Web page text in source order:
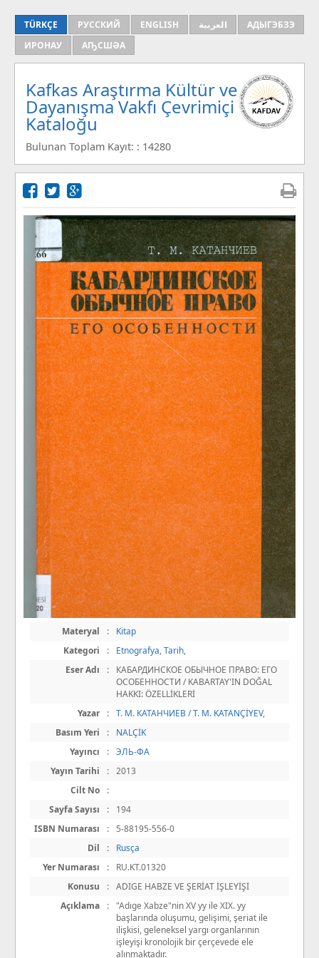
TÜRKÇE РУССКИЙ ENGLISH العربية
АДЫГЭБЗЭ
ИРОНАУ
АҦСШӘА
Kafkas Araştırma Kültür ve
Dayanışma Vakfı Çevrimiçi
Kataloğu
Bulunan Toplam Kayıt: : 14280
Materyal :
Kitap
Kategori
: Etnografya,Tarih,
Eser Adı
:
КАБАРДИНСКОЕ ОБЫЧНОЕ ПРАВО: ЕГО
ОСОБЕННОСТИ / KABARTAY'IN DOĞAL
HAKKI: ÖZELLİKLERİ
Yazar
: Т. М. КАТАНЧИЕВ / T. M. KATANÇİYEV,
Basım Yeri
:
NALÇİK
Yayıncı
: ЭЛЬ-ФА
Yayın Tarihi
: 2013
Cilt No
:
Sayfa Sayısı
:
194
ISBN Numarası
:
5-88195-556-0
Dil
:
Rusça
Yer Numarası
:
RU.KT.01320
Konusu
: ADIGE HABZE VE ŞERİAT İŞLEYİŞİ
Açıklama
: "Adıge Xabze"nin XV yy ile XIX. yy
başlarında oluşumu, gelişimi, şeriat ile
ilişkisi, geleneksel yargı organlarının
işleyişi kronolojik bir çerçevede ele
alınmaktadır.